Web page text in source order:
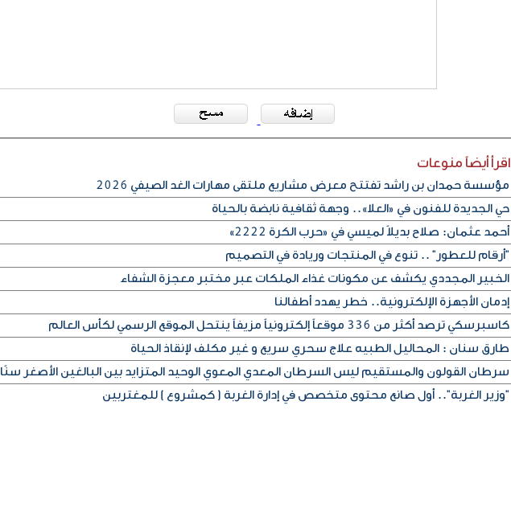
اقرأ أيضاً منوعات
مؤسسة حمدان بن راشد تفتتح معرض مشاريع ملتقى مهارات الغد الصيفي 2026
حي الجديدة للفنون في «العلا».. وجهة ثقافية نابضة بالحياة
أحمد عثمان: صلاح بديلاً لميسي في «حرب الكرة 2222»
"أرقام للعطور" .. تنوع في المنتجات وريادة في التصميم
الخبير المجددي يكشف عن مكونات غذاء الملكات عبر مختبر معجزة الشفاء
إدمان الأجهزة الإلكترونية.. خطر يهدد أطفالنا
كاسبرسكي ترصد أكثر من 336 موقعاً إلكترونياً مزيفاً ينتحل الموقع الرسمي لكأس العالم
طارق سنان : المحاليل الطبيه علاج سحري سريع و غير مكلف لإنقاذ الحياة
سرطان القولون والمستقيم ليس السرطان المعدي المعوي الوحيد المتزايد بين البالغين الأصغر سنًا
"وزير الغربة".. أول صانع محتوى متخصص في إدارة الغربة ( كمشروع ) للمغتربين